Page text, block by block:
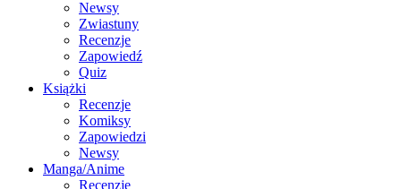
Newsy
Zwiastuny
Recenzje
Zapowiedź
Quiz
Książki
Recenzje
Komiksy
Zapowiedzi
Newsy
Manga/Anime
Recenzje